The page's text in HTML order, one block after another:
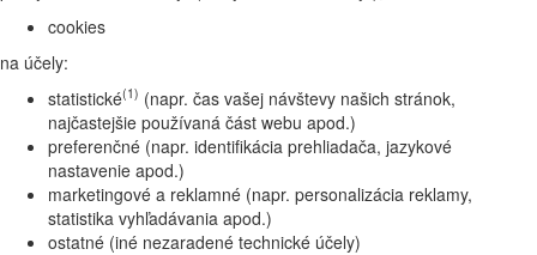
cookies
na účely:
statistické(1) (napr. čas vašej návštevy našich stránok,
najčastejšie používaná část webu apod.)
preferenčné (napr. identifikácia prehliadača, jazykové
nastavenie apod.)
marketingové a reklamné (napr. personalizácia reklamy,
statistika vyhľadávania apod.)
ostatné (iné nezaradené technické účely)